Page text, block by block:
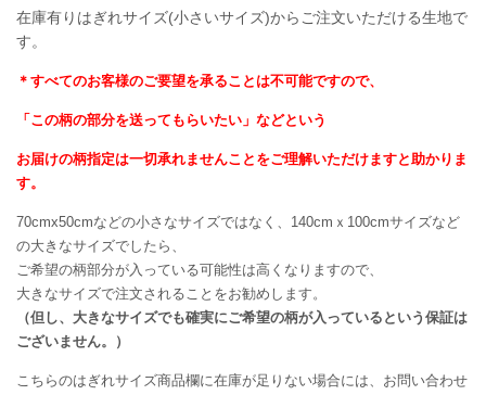
在庫有りはぎれサイズ(小さいサイズ)からご注文いただける生地で
す。
＊すべてのお客様のご要望を承ることは不可能ですので、
「この柄の部分を送ってもらいたい」などという
お届けの柄指定は一切承れませんことをご理解いただけますと助かりま
す。
70cmx50cmなどの小さなサイズではなく、140cmｘ100cmサイズなど
の大きなサイズでしたら、
ご希望の柄部分が入っている可能性は高くなりますので、
大きなサイズで注文されることをお勧めします。
（但し、大きなサイズでも確実にご希望の柄が入っているという保証は
ございません。）
こちらのはぎれサイズ商品欄に在庫が足りない場合には、お問い合わせ